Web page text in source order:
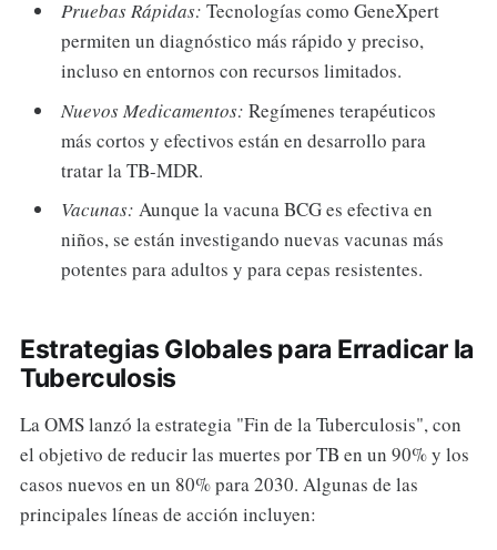
Pruebas Rápidas: Tecnologías como GeneXpert
permiten un diagnóstico más rápido y preciso,
incluso en entornos con recursos limitados.
Nuevos Medicamentos: Regímenes terapéuticos
más cortos y efectivos están en desarrollo para
tratar la TB-MDR.
Vacunas:Aunque la vacuna BCG es efectiva en
niños, se están investigando nuevas vacunas más
potentes para adultos y para cepas resistentes.
Estrategias Globales para Erradicar la
Tuberculosis
La OMS lanzó la estrategia "Fin de la Tuberculosis", con
el objetivo de reducir las muertes por TB en un 90% y los
casos nuevos en un 80% para 2030. Algunas de las
principales líneas de acción incluyen: